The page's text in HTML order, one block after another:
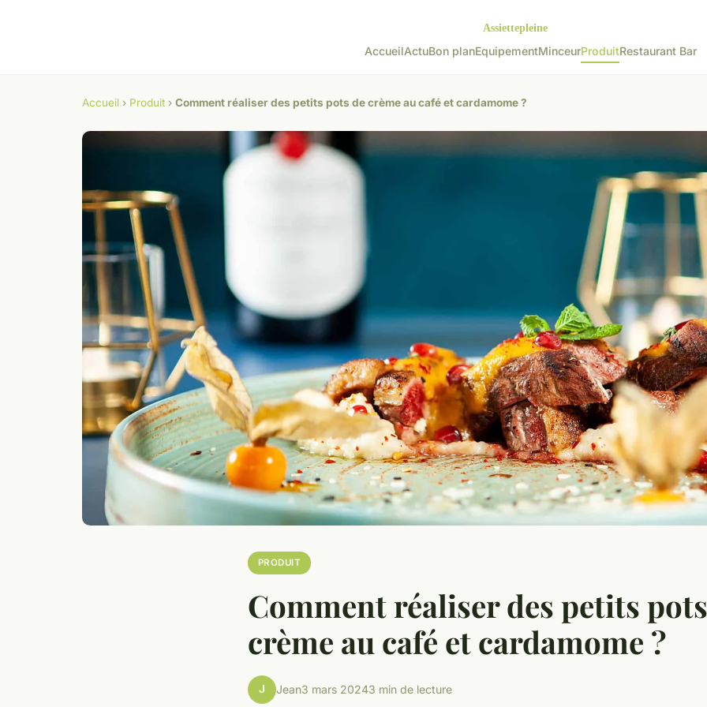
AccueilActuBon planEquipementMinceurProduitRestaurant Bar
Accueil › Produit › Comment réaliser des petits pots de crème au café et cardamome ?
PRODUIT
Comment réaliser des petits
crème au café et cardamome ?
J Jean3 mars 20243 min de lecture